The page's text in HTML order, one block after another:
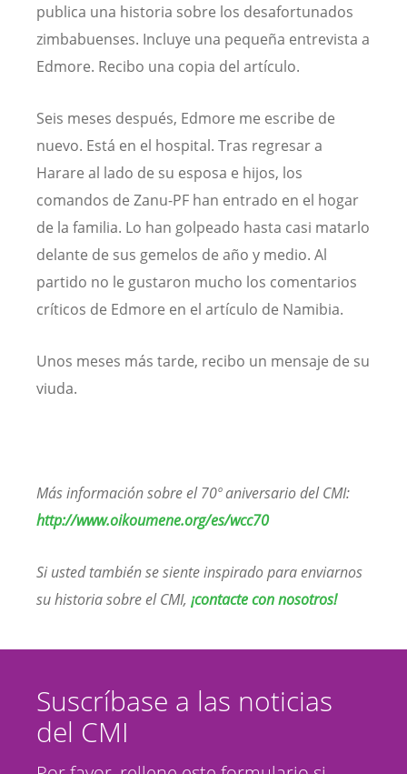
publica una historia sobre los desafortunados
zimbabuenses. Incluye una pequeña entrevista a
Edmore. Recibo una copia del artículo.
Seis meses después, Edmore me escribe de
nuevo. Está en el hospital. Tras regresar a
Harare al lado de su esposa e hijos, los
comandos de Zanu-PF han entrado en el hogar
de la familia. Lo han golpeado hasta casi matarlo
delante de sus gemelos de año y medio. Al
partido no le gustaron mucho los comentarios
críticos de Edmore en el artículo de Namibia.
Unos meses más tarde, recibo un mensaje de su
viuda.
Más información sobre el 70º aniversario del CMI:
http://www.oikoumene.org/es/wcc70
Si usted también se siente inspirado para enviarnos
su historia sobre el CMI, ¡contacte con nosotros!
Suscríbase a las noticias
del CMI